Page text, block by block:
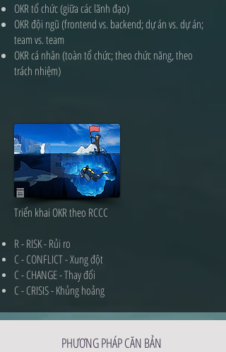
OKR tổ chức (giữa các lãnh đạo)
OKR đội ngũ (frontend vs. backend; dự án vs. dự án;
team vs. team
OKR cá nhân (toàn tổ chức; theo chức năng, theo
trách nhiệm)
Triển khai OKR theo RCCC
R - RISK - Rủi ro
C - CONFLICT - Xung đột
C - CHANGE - Thay đổi
​C - CRISIS - Khủng hoảng
PHƯƠNG PHÁP CĂN BẢN